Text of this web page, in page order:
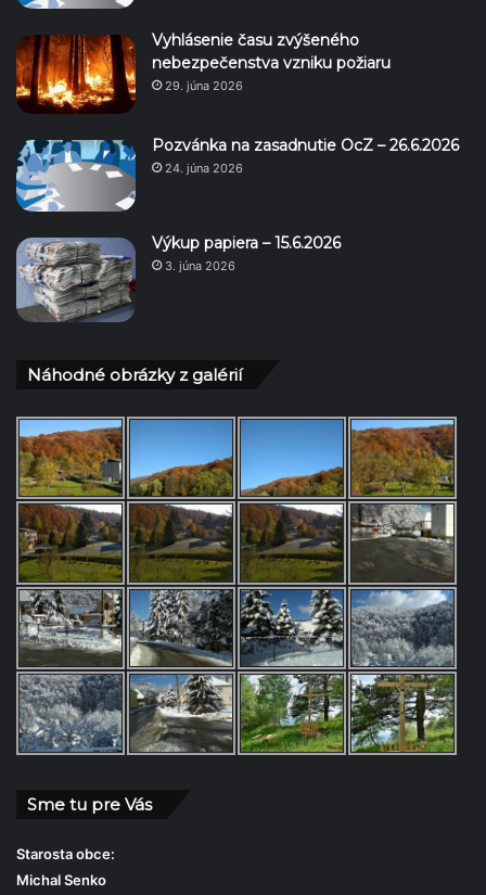
Vyhlásenie času zvýšeného
nebezpečenstva vzniku požiaru
29. júna 2026
Pozvánka na zasadnutie OcZ – 26.6.2026
24. júna 2026
Výkup papiera – 15.6.2026
3. júna 2026
Náhodné obrázky z galérií
Sme tu pre Vás
Starosta obce:
Michal Senko